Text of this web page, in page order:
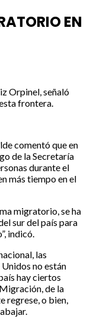
EN
Orpinel, señaló
frontera.
comentó que en
de la Secretaría
durante el
más tiempo en el
migratorio, se ha
sur del país para
indicó.
las
no están
hay ciertos
de la
regrese, o bien,